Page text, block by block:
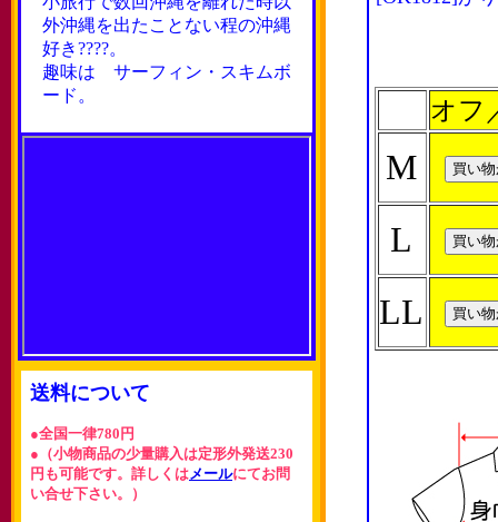
外沖縄を出たことない程の沖縄
好き????。
趣味は サーフィン・スキムボ
ード。
送料について
●全国一律780円
●（小物商品の少量購入は定形外発送230
円も可能です。詳しくはメールにてお問
い合せ下さい。）
オフ
M
L
LL